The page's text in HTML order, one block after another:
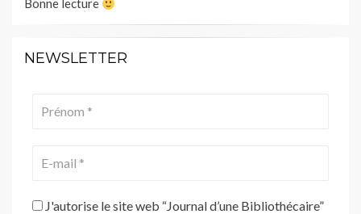
Bonne lecture
NEWSLETTER
J'autorise le site web “Journal d’une Bibliothécaire”